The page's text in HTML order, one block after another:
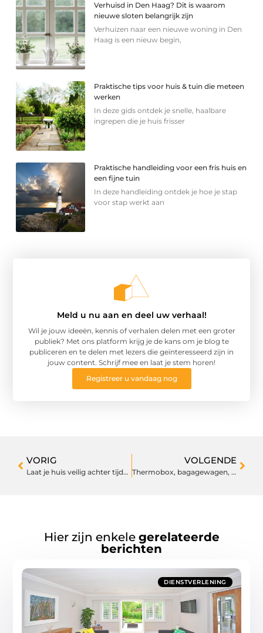
Verhuisd in Den Haag? Dit is waarom
nieuwe sloten belangrijk zijn
Verhuizen naar een nieuwe woning in Den
Haag is een nieuw begin,
Praktische tips voor huis & tuin die meteen
werken
In deze gids ontdek je snelle, haalbare
ingrepen die je huis frisser
Praktische handleiding voor een fris huis en
een fijne tuin
In deze handleiding ontdek je hoe je stap
voor stap werkt aan
Meld u nu aan en deel uw verhaal!
Wil je jouw ideeën, kennis of verhalen delen met een groter
publiek? Met ons platform krijg je de kans om je blog te
publiceren en te delen met lezers die geïnteresseerd zijn in
jouw content. Schrijf mee en laat je stem horen!
Registreer u vandaag nog
VORIG
Laat je huis veilig achter tijdens de vakantie
VOLGENDE
Thermobox, bagagewagen, stelling en veel meer vindt u hier
Hier zijn enkele gerelateerde
berichten
DIENSTVERLENING